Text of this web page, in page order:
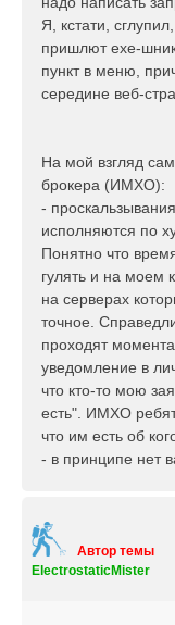
Я, кстати,
пришлют ехе-
пункт в меню,
середине веб-
На мой взгляд
брокера (ИМХО):
-
исполняются по
Понятно что
гулять и на моем
на серверах
точное.
проходят
уведомление в
что кто-то мою
есть". ИМХО
что им есть об
- в принципе нет
Автор темы
ElectrostaticMister